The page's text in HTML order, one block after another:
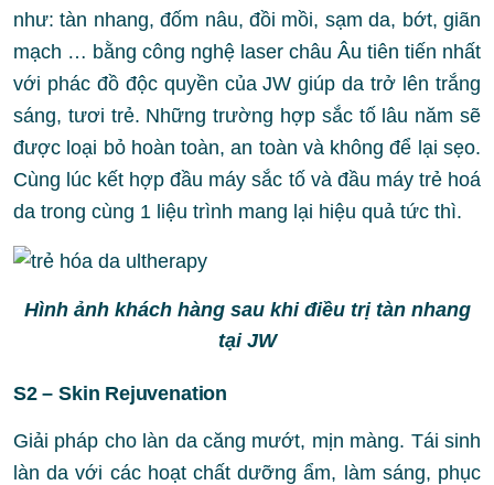
như: tàn nhang, đốm nâu, đồi mồi, sạm da, bớt, giãn
mạch … bằng công nghệ laser châu Âu tiên tiến nhất
với phác đồ độc quyền của JW giúp da trở lên trắng
sáng, tươi trẻ. Những trường hợp sắc tố lâu năm sẽ
được loại bỏ hoàn toàn, an toàn và không để lại sẹo.
Cùng lúc kết hợp đầu máy sắc tố và đầu máy trẻ hoá
da trong cùng 1 liệu trình mang lại hiệu quả tức thì.
Hình ảnh khách hàng sau khi điều trị tàn nhang
tại JW
S2 – Skin Rejuvenation
Giải pháp cho làn da căng mướt, mịn màng. Tái sinh
làn da với các hoạt chất dưỡng ẩm, làm sáng, phục